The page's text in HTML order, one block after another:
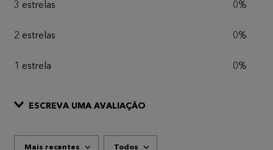
3 estrelas 0%
2 estrelas 0%
1 estrela 0%
ESCREVA UMA AVALIAÇÃO
Mais recentes Todos